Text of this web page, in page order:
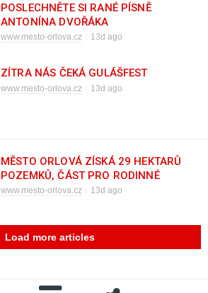
POSLECHNĚTE SI RANÉ PÍSNĚ
ANTONÍNA DVOŘÁKA
www.mesto-orlova.cz 13d ago
ZÍTRA NÁS ČEKÁ GULÁŠFEST
www.mesto-orlova.cz 13d ago
MĚSTO ORLOVÁ ZÍSKÁ 29 HEKTARŮ
POZEMKŮ, ČÁST PRO RODINNÉ
DOMY
www.mesto-orlova.cz 13d ago
Load more articles